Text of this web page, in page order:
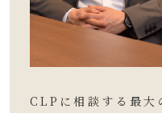
CLPに相談する最大